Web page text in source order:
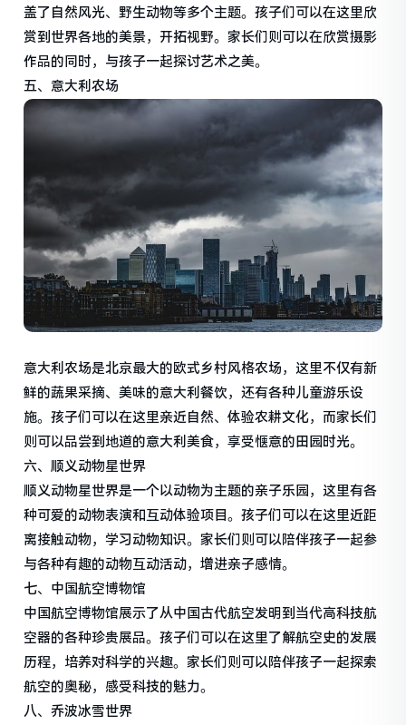
盖了自然风光、野生动物等多个主题。孩子们可以在这里欣
赏到世界各地的美景，开拓视野。家长们则可以在欣赏摄影
作品的同时，与孩子一起探讨艺术之美。
五、意大利农场
意大利农场是北京最大的欧式乡村风格农场，这里不仅有新
鲜的蔬果采摘、美味的意大利餐饮，还有各种儿童游乐设
施。孩子们可以在这里亲近自然、体验农耕文化，而家长们
则可以品尝到地道的意大利美食，享受惬意的田园时光。
六、顺义动物星世界
顺义动物星世界是一个以动物为主题的亲子乐园，这里有各
种可爱的动物表演和互动体验项目。孩子们可以在这里近距
离接触动物，学习动物知识。家长们则可以陪伴孩子一起参
与各种有趣的动物互动活动，增进亲子感情。
七、中国航空博物馆
中国航空博物馆展示了从中国古代航空发明到当代高科技航
空器的各种珍贵展品。孩子们可以在这里了解航空史的发展
历程，培养对科学的兴趣。家长们则可以陪伴孩子一起探索
航空的奥秘，感受科技的魅力。
八、乔波冰雪世界